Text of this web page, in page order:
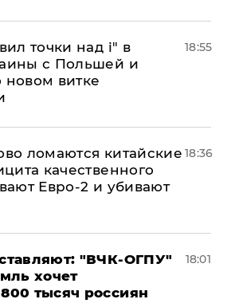
точки над і" в
с Польшей и
витке
18:55
ломаются китайские
качественного
Евро-2 и убивают
18:36
"ВЧК-ОГПУ"
хочет
тысяч россиян
18:01